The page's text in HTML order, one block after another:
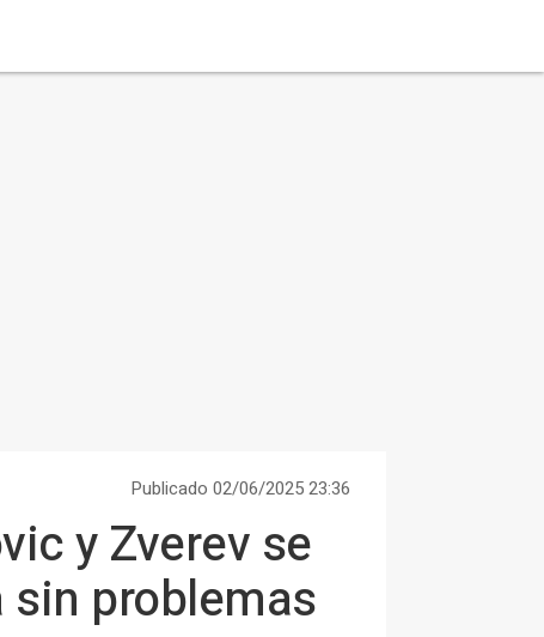
Publicado 02/06/2025 23:36
y Zverev se
sin problemas